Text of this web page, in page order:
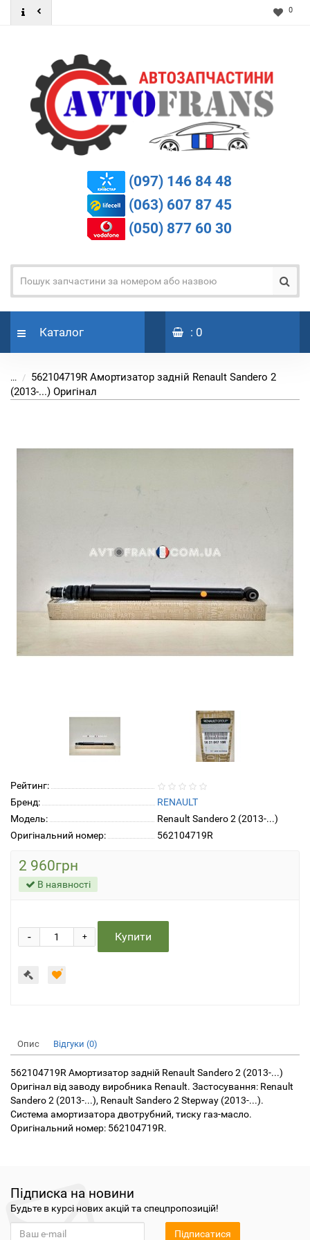
0
(097) 146 84 48
(063) 607 87 45
(050) 877 60 30
Каталог : 0
...
562104719R Амортизатор задній Renault Sandero 2
(2013-...) Оригінал
Рейтинг:
Бренд:
RENAULT
Модель:
Renault Sandero 2 (2013-...)
Оригінальний номер:
562104719R
2 960грн
В наявності
+
- Купити
Опис Відгуки (0)
562104719R Амортизатор задній Renault Sandero 2 (2013-...)
Оригінал від заводу виробника Renault. Застосування: Renault
Sandero 2 (2013-...), Renault Sandero 2 Stepway (2013-...).
Система амортизатора двотрубний, тиску газ-масло.
Оригінальний номер: 562104719R.
Підписка на новини
Будьте в курсі нових акцій та спецпропозицій!
Підписатися